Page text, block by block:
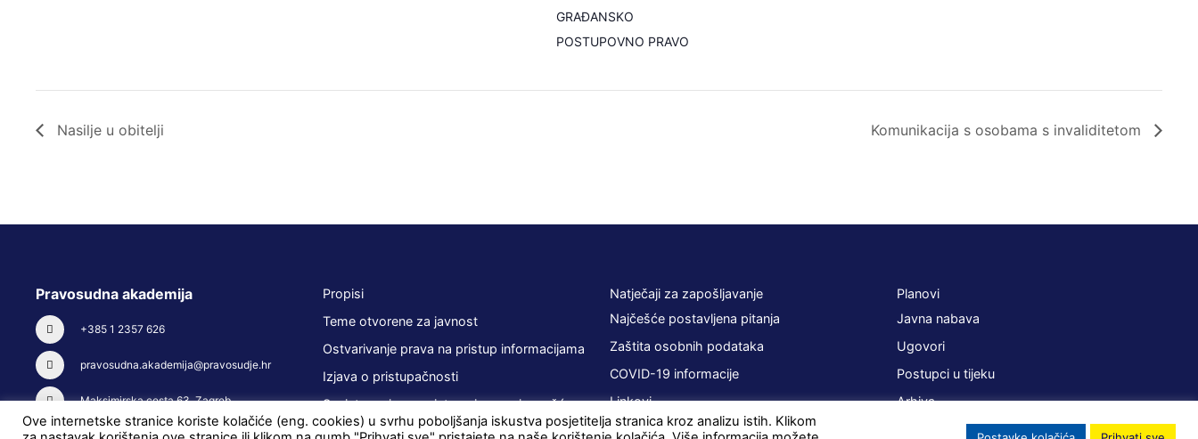
GRAĐANSKO
POSTUPOVNO PRAVO
Nasilje u obitelji Komunikacija s osobama s invaliditetom
Pravosudna akademija
+385 1 2357 626
pravosudna.akademija@pravosudje.hr
Maksimirska cesta 63, Zagreb
Propisi
Teme otvorene za javnost
Ostvarivanje prava na pristup informacijama
Izjava o pristupačnosti
Savjetovanja sa zainteresiranom javnošću
Natječaji za zapošljavanje
Najčešće postavljena pitanja
Zaštita osobnih podataka
COVID-19 informacije
Linkovi
Planovi
Javna nabava
Ugovori
Postupci u tijeku
Arhiva
Ove internetske stranice koriste kolačiće (eng. cookies) u svrhu poboljšanja iskustva posjetitelja stranica kroz analizu istih. Klikom